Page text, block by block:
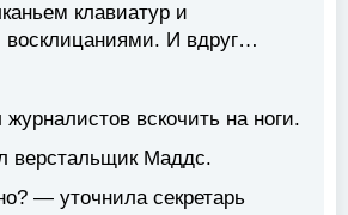
клавиатур и
И вдруг…
журналистов вскочить на ноги.
верстальщик Маддс.
— уточнила секретарь